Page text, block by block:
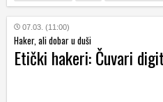
07.03. (11:00)
Haker, ali dobar u duši
Etički hakeri: Čuvari